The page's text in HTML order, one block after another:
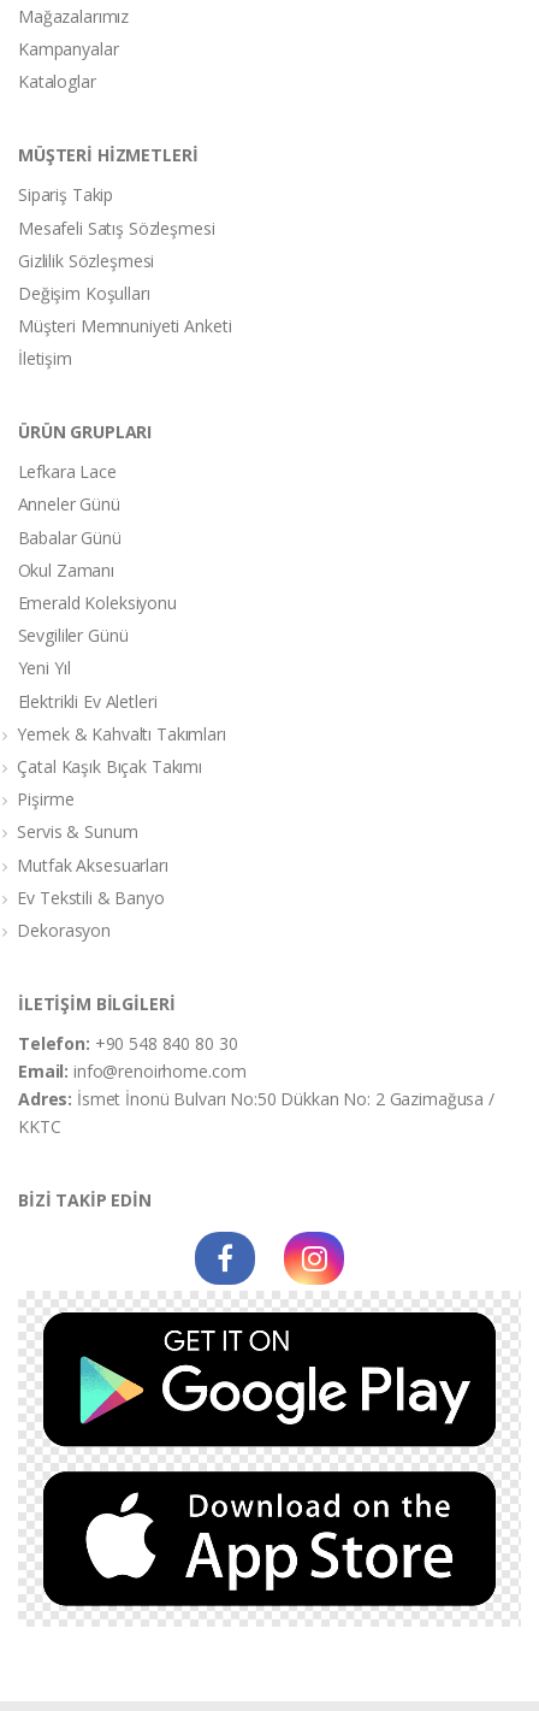
Mağazalarımız
Kampanyalar
Kataloglar
MÜŞTERİ HİZMETLERİ
Sipariş Takip
Mesafeli Satış Sözleşmesi
Gizlilik Sözleşmesi
Değişim Koşulları
Müşteri Memnuniyeti Anketi
İletişim
ÜRÜN GRUPLARI
Lefkara Lace
Anneler Günü
Babalar Günü
Okul Zamanı
Emerald Koleksiyonu
Sevgililer Günü
Yeni Yıl
Elektrikli Ev Aletleri
Yemek & Kahvaltı Takımları
Çatal Kaşık Bıçak Takımı
Pişirme
Servis & Sunum
Mutfak Aksesuarları
Ev Tekstili & Banyo
Dekorasyon
İLETİŞİM BİLGİLERİ
Telefon: +90 548 840 80 30
Email:info@renoirhome.com
Adres: İsmet İnonü Bulvarı No:50 Dükkan No: 2 Gazimağusa /
KKTC
BİZİ TAKİP EDİN